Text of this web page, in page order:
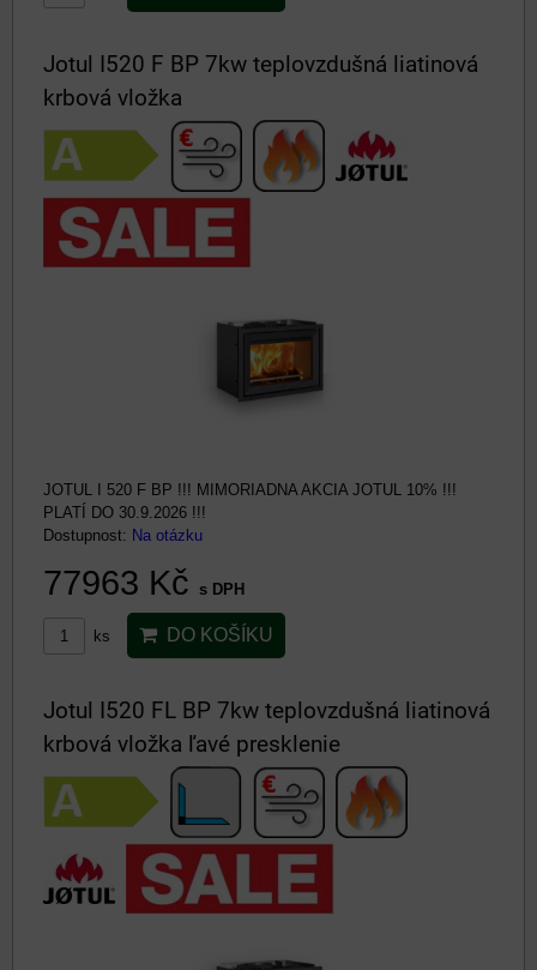
Jotul I520 F BP 7kw teplovzdušná liatinová
krbová vložka
JOTUL I 520 F BP !!! MIMORIADNA AKCIA JOTUL 10% !!!
PLATÍ DO 30.9.2026 !!!
Dostupnost: Na otázku
77963 Kč s DPH
ks DO KOŠÍKU
Jotul I520 FL BP 7kw teplovzdušná liatinová
krbová vložka ľavé presklenie